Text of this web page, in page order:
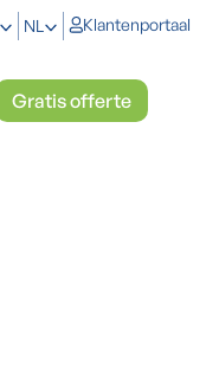
NL Klantenportaal
Gratis offerte